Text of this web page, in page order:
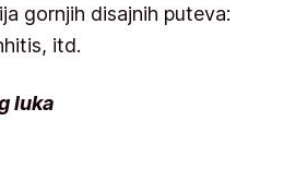
gornjih disajnih puteva:
itd.
luka